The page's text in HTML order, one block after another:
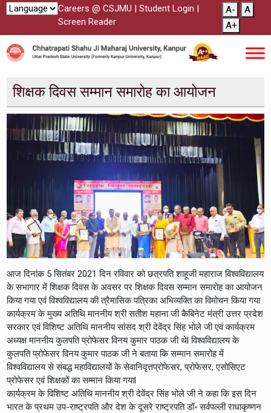
Careers @ CSJMU | Student Login |
Screen Reader
A-
A
A+
शिक्षक दिवस सम्मान समारोह का आयोजन
आज दिनांक 5 सितंबर 2021 दिन रविवार को छत्रपति शाहूजी महाराज विश्वविद्यालय
के सभागार में शिक्षक दिवस के अवसर पर शिक्षक दिवस सम्मान समारोह का आयोजन
किया गया एवं विश्वविद्यालय की त्रैमासिक पत्रिका अभिव्यक्ति का विमोचन किया गया
कार्यक्रम के मुख्य अतिथि माननीय श्री सतीश महाना जी कैबिनेट मंत्री उत्तर प्रदेश
सरकार एवं विशिष्ट अतिथि माननीय सांसद श्री देवेंद्र सिंह भोले जी एवं कार्यक्रम
अध्यक्ष माननीय कुलपति प्रोफेसर विनय कुमार पाठक जी थेl विश्वविद्यालय के
कुलपति प्रोफेसर विनय कुमार पाठक जी ने बताया कि सम्मान समारोह में
विश्वविद्यालय से संबद्ध महाविद्यालयों के सेवानिवृत्तप्रोफेसर, प्रोफेसर, एसोसिएट
प्रोफेसर एवं शिक्षकों का सम्मान किया गयाl
कार्यक्रम के विशिष्ट अतिथि माननीय श्री देवेंद्र सिंह भोले जी ने कहा कि इस दिन
भारत के प्रथम उप-राष्ट्रपति और देश के दूसरे राष्ट्रपति डॉ॰ सर्वपल्ली राधाकृष्णन